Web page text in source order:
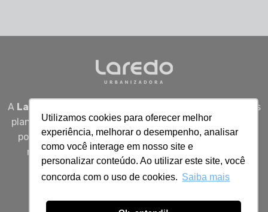
Utilizamos cookies para oferecer melhor
experiência, melhorar o desempenho, analisar
como você interage em nosso site e
personalizar conteúdo. Ao utilizar este site, você
concorda com o uso de cookies. Saiba mais
A Laredo Urbanizadora
desenvolve empreendimentos
planejados em Sergipe, unindo qualidade, segurança e
potencial real de valorização para quem busca viver
melhor, investir bem e construir patrimônio com
inteligência.